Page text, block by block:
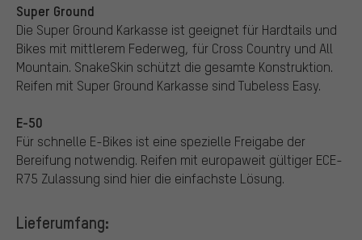
Super Ground
Die Super Ground Karkasse ist geeignet für Hardtails und
Bikes mit mittlerem Federweg, für Cross Country und All
Mountain. SnakeSkin schützt die gesamte Konstruktion.
Reifen mit Super Ground Karkasse sind Tubeless Easy.
E-50
Für schnelle E-Bikes ist eine spezielle Freigabe der
Bereifung notwendig. Reifen mit europaweit gültiger ECE-
R75 Zulassung sind hier die einfachste Lösung.
Lieferumfang: